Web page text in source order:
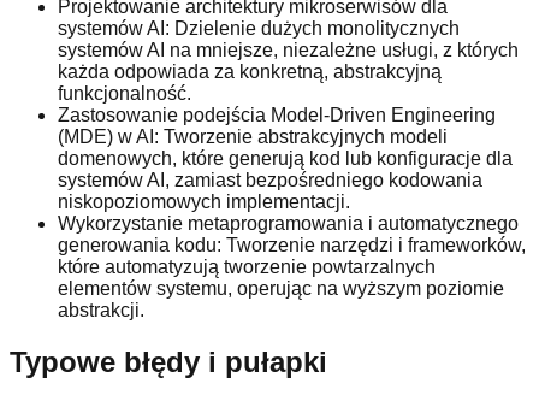
Projektowanie architektury mikroserwisów dla
systemów AI: Dzielenie dużych monolitycznych
systemów AI na mniejsze, niezależne usługi, z których
każda odpowiada za konkretną, abstrakcyjną
funkcjonalność.
Zastosowanie podejścia Model-Driven Engineering
(MDE) w AI: Tworzenie abstrakcyjnych modeli
domenowych, które generują kod lub konfiguracje dla
systemów AI, zamiast bezpośredniego kodowania
niskopoziomowych implementacji.
Wykorzystanie metaprogramowania i automatycznego
generowania kodu: Tworzenie narzędzi i frameworków,
które automatyzują tworzenie powtarzalnych
elementów systemu, operując na wyższym poziomie
abstrakcji.
Typowe błędy i pułapki